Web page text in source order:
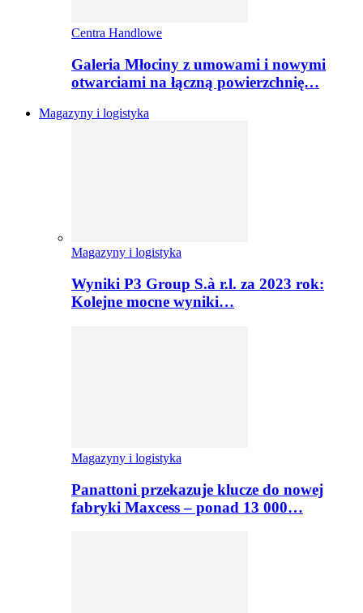
Centra Handlowe
Galeria Młociny z umowami i nowymi
otwarciami na łączną powierzchnię…
Magazyny i logistyka
Magazyny i logistyka
Wyniki P3 Group S.à r.l. za 2023 rok:
Kolejne mocne wyniki…
Magazyny i logistyka
Panattoni przekazuje klucze do nowej
fabryki Maxcess – ponad 13 000…